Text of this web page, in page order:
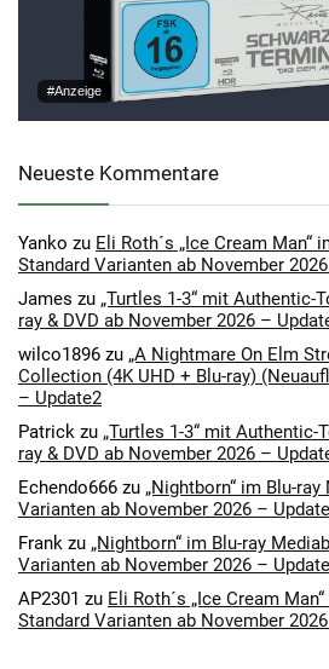
#Anzeige
Neueste Kommentare
Yanko zu Eli Roth´s „Ice Cream Man“
Standard Varianten ab November
James zu „Turtles 1-3“ mit Authentic-
ray & DVD ab November 2026 –
wilco1896 zu „A Nightmare On Elm
Collection (4K UHD + Blu-ray)
– Update2
Patrick zu „Turtles 1-3“ mit Authentic-
ray & DVD ab November 2026 –
Echendo666 zu „Nightborn“ im Blu-
Varianten ab November 2026 – Update
Frank zu „Nightborn“ im Blu-ray
Varianten ab November 2026 – Update
AP2301 zu Eli Roth´s „Ice Cream
Standard Varianten ab November